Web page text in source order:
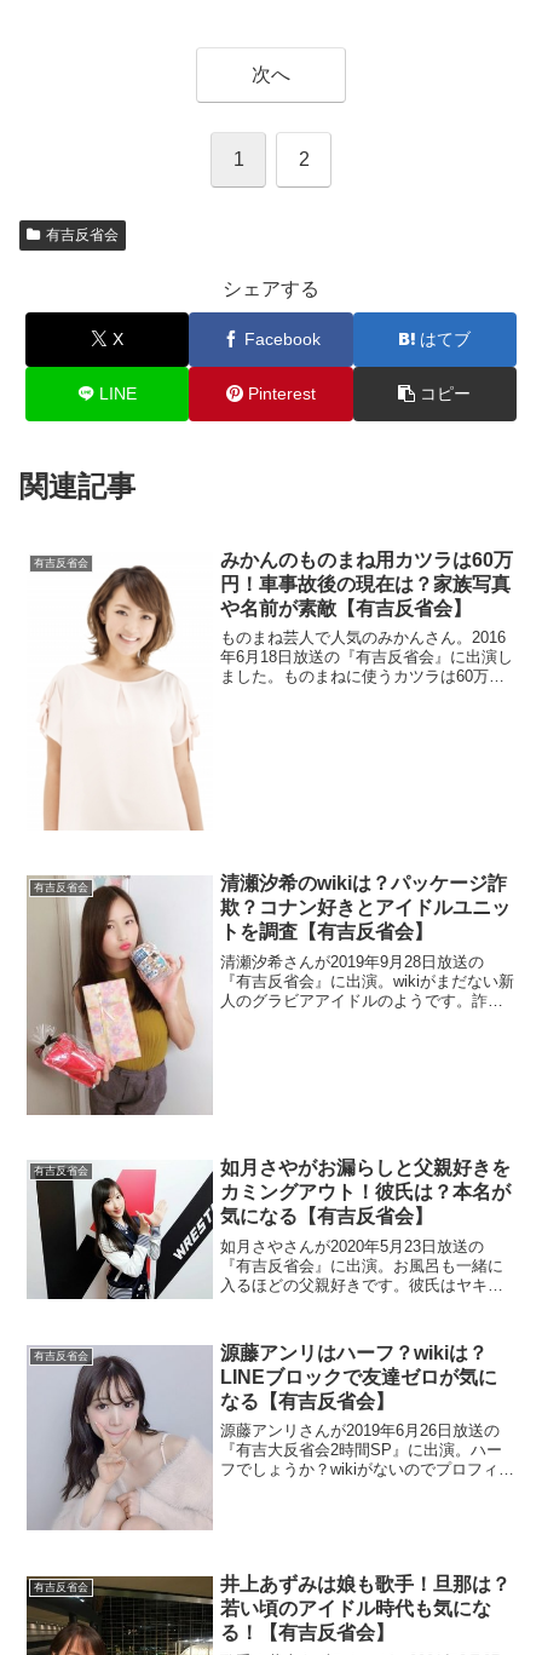
次へ
1 2
有吉反省会
シェアする
X Facebook はてブ
LINE Pinterest コピー
関連記事
有吉反省会
みかんのものまね用カツラは60万
円！車事故後の現在は？家族写真
や名前が素敵【有吉反省会】
ものまね芸人で人気のみかんさん。2016
年6月18日放送の『有吉反省会』に出演し
ました。ものまねに使うカツラは60万円
有吉反省会
清瀬汐希のwikiは？パッケージ詐
欺？コナン好きとアイドルユニッ
トを調査【有吉反省会】
清瀬汐希さんが2019年9月28日放送の
『有吉反省会』に出演。wikiがまだない新
人のグラビアアイドルのようです。詐欺
有吉反省会
如月さやがお漏らしと父親好きを
カミングアウト！彼氏は？本名が
気になる【有吉反省会】
如月さやさんが2020年5月23日放送の
『有吉反省会』に出演。お風呂も一緒に
入るほどの父親好きです。彼氏はヤキモ
有吉反省会
源藤アンリはハーフ？wikiは？
LINEブロックで友達ゼロが気に
なる【有吉反省会】
源藤アンリさんが2019年6月26日放送の
『有吉大反省会2時間SP』に出演。ハー
フでしょうか？wikiがないのでプロフィー
有吉反省会
井上あずみは娘も歌手！旦那は？
若い頃のアイドル時代も気にな
る！【有吉反省会】